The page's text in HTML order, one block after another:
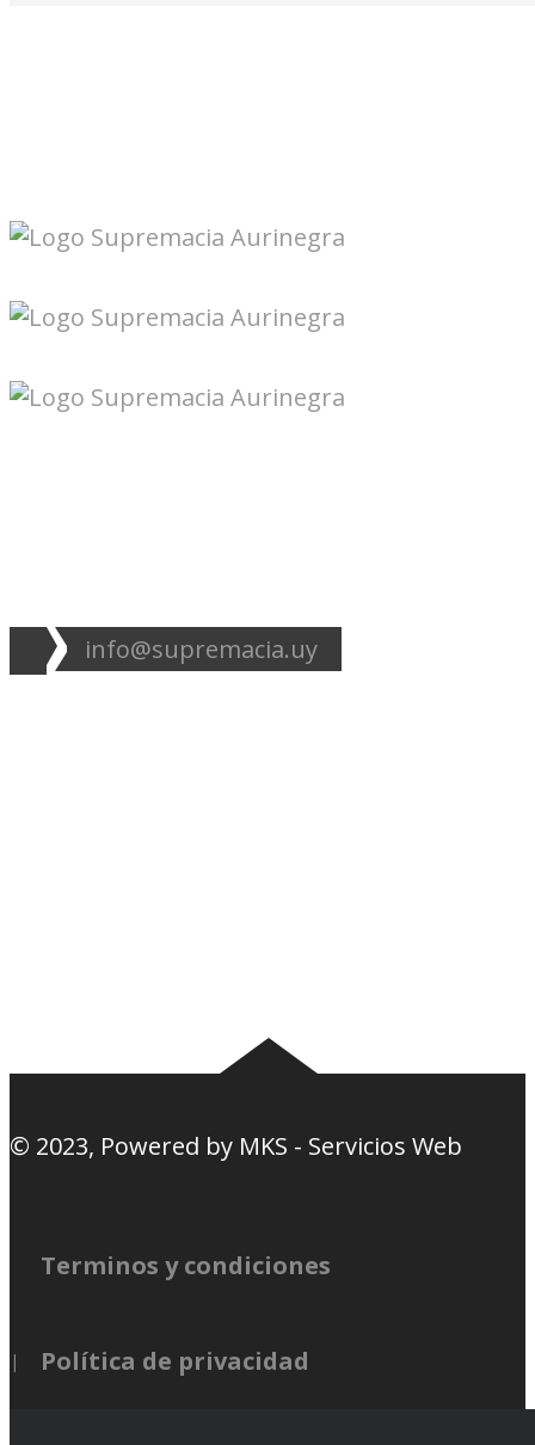
info@supremacia.uy
© 2023, Powered by MKS - Servicios Web
Terminos y condiciones
Política de privacidad